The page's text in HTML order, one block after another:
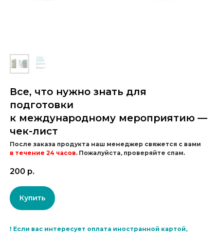
Все, что нужно знать для
подготовки
к международному мероприятию —
чек-лист
После заказа продукта наш менеджер свяжется с вами
в течение 24 часов. Пожалуйста, проверяйте спам.
200 р.
Купить
! Если вас интересует оплата иностранной картой,